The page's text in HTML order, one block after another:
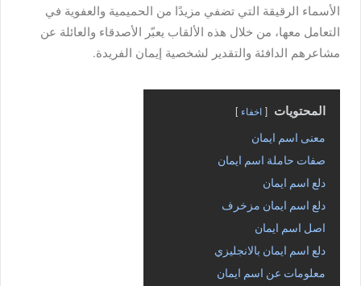
الأسماء الرقيقة التي تضفي مزيدًا من الحميمية والعفوية في
التعامل معها، من خلال هذه الألقاب يعبّر الأصدقاء والعائلة عن
مشاعرهم الدافئة والتقدير لشخصية إيمان الفريدة.
المحتويات اخفاء
معنى اسم ايمان
صفات حاملة اسم ايمان
دلع اسم ايمان
دلع اسم ايمان مزخرف
اصل اسم ايمان
دلع اسم ايمان بالانجليزي
معلومات عن اسم ايمان